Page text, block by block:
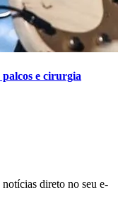
e cirurgia
notícias direto no seu e-